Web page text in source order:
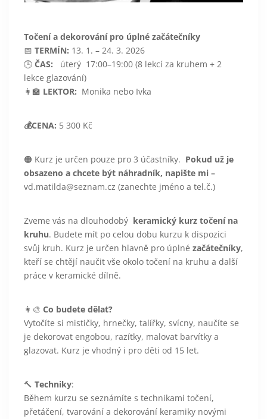
Točení a dekorování pro úplné začátečníky
📅 TERMÍN: 13. 1. – 24. 3. 2026
🕒 ČAS: úterý 17:00–19:00 (8 lekcí za kruhem + 2
lekce glazování)
👩‍🏫 LEKTOR: Monika nebo Ivka
💰CENA: 5 300 Kč
🟠 Kurz je určen pouze pro 3 účastníky. Pokud už je
obsazeno a chcete být náhradník, napište mi –
vd.matilda@seznam.cz (zanechte jméno a tel.č.)
Zveme vás na dlouhodobý keramický kurz točení na
kruhu. Budete mít po celou dobu kurzu k dispozici
svůj kruh. Kurz je určen hlavně pro úplné začátečníky,
kteří se chtějí naučit vše okolo točení na kruhu a další
práce v keramické dílně.
👩‍🎨 Co budete dělat?
Vytočíte si mističky, hrnečky, talířky, svícny, naučíte se
je dekorovat engobou, razítky, malovat barvítky a
glazovat. Kurz je vhodný i pro děti od 15 let.
🔨 Techniky:
Během kurzu se seznámíte s technikami točení,
přetáčení, tvarování a dekorování keramiky novými